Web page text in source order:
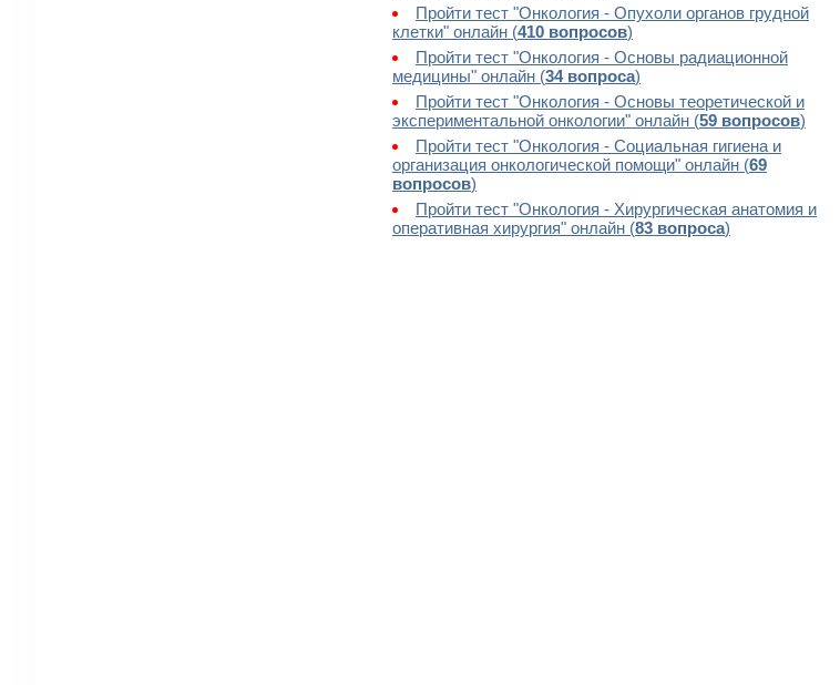
Пройти тест "Онкология - Опухоли органов грудной
клетки" онлайн (410 вопросов)
Пройти тест "Онкология - Основы радиационной
медицины" онлайн (34 вопроса)
Пройти тест "Онкология - Основы теоретической и
экспериментальной онкологии" онлайн (59 вопросов)
Пройти тест "Онкология - Социальная гигиена и
организация онкологической помощи" онлайн (69
вопросов)
Пройти тест "Онкология - Хирургическая анатомия и
оперативная хирургия" онлайн (83 вопроса)